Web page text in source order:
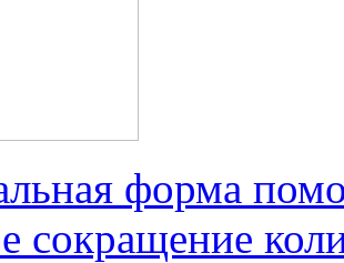
форма
сокращение